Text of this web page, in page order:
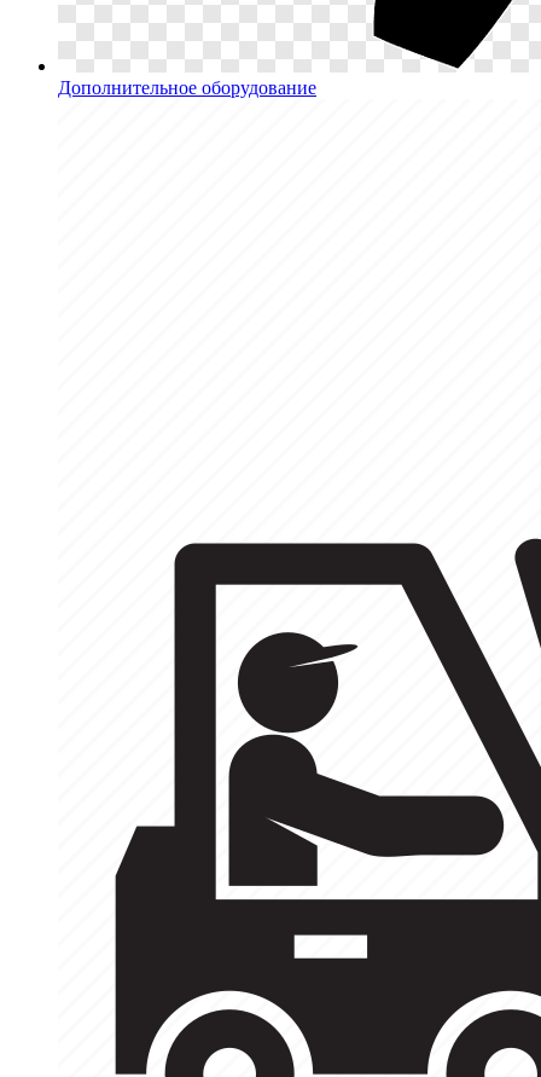
Дополнительное оборудование